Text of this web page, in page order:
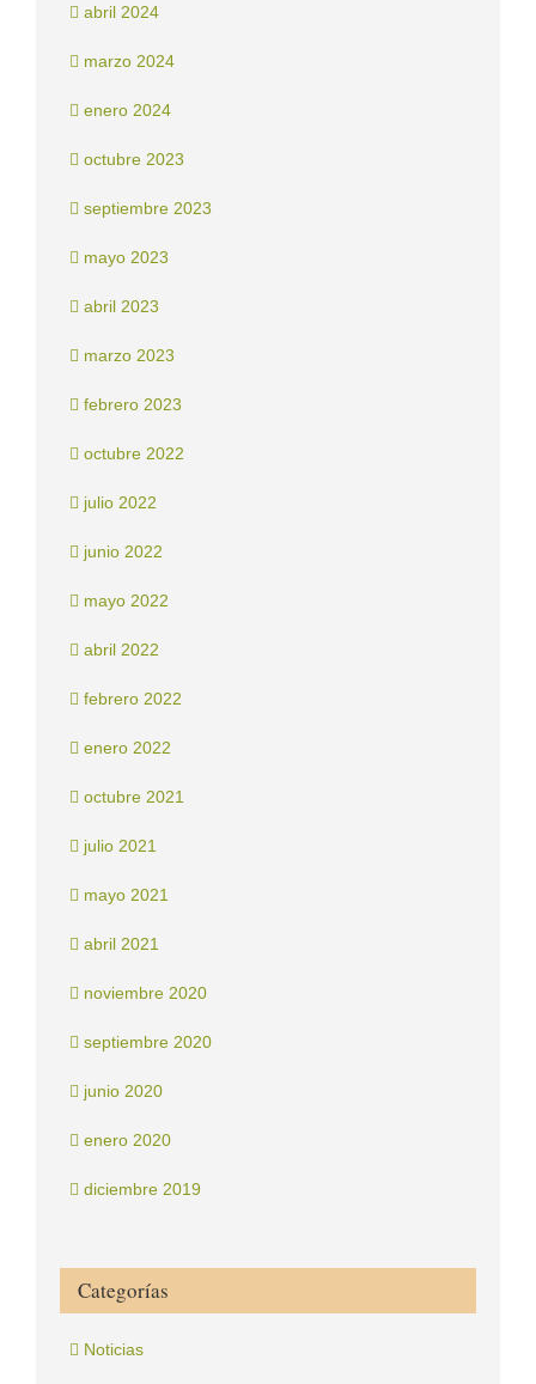
abril 2024
marzo 2024
enero 2024
octubre 2023
septiembre 2023
mayo 2023
abril 2023
marzo 2023
febrero 2023
octubre 2022
julio 2022
junio 2022
mayo 2022
abril 2022
febrero 2022
enero 2022
octubre 2021
julio 2021
mayo 2021
abril 2021
noviembre 2020
septiembre 2020
junio 2020
enero 2020
diciembre 2019
Categorías
Noticias